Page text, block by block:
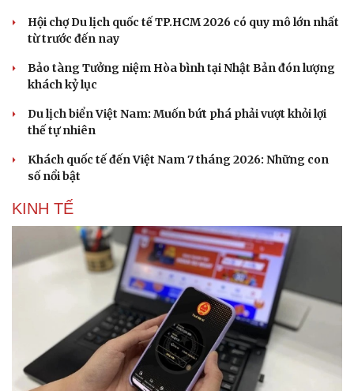
Hội chợ Du lịch quốc tế TP.HCM 2026 có quy mô lớn nhất
từ trước đến nay
Bảo tàng Tưởng niệm Hòa bình tại Nhật Bản đón lượng
khách kỷ lục
Du lịch biển Việt Nam: Muốn bứt phá phải vượt khỏi lợi
thế tự nhiên
Khách quốc tế đến Việt Nam 7 tháng 2026: Những con
số nổi bật
KINH TẾ